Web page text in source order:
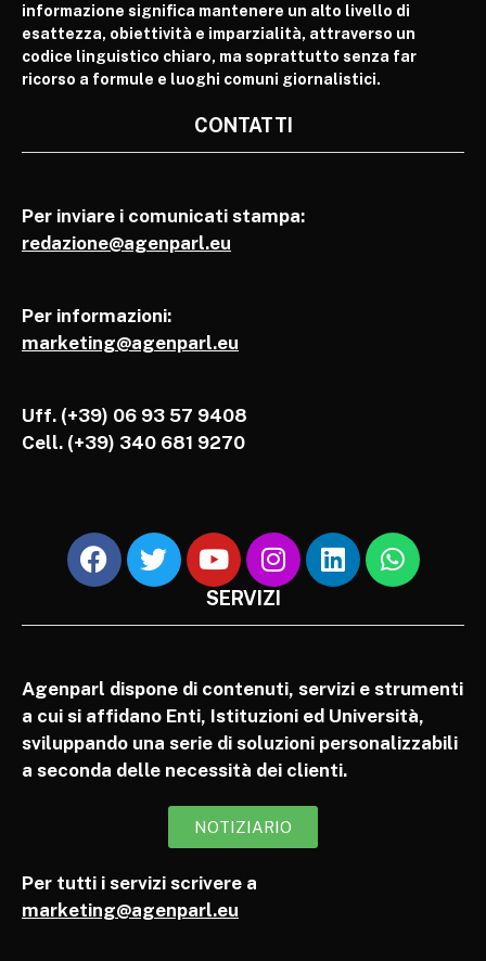
informazione significa mantenere un alto livello di
esattezza, obiettività e imparzialità, attraverso un
codice linguistico chiaro, ma soprattutto senza far
ricorso a formule e luoghi comuni giornalistici.
CONTATTI
Per inviare i comunicati stampa:
redazione@agenparl.eu
Per informazioni:
marketing@agenparl.eu
Uff. (+39) 06 93 57 9408
Cell. (+39) 340 681 9270
SERVIZI
Agenparl dispone di contenuti, servizi e strumenti
a cui si affidano Enti, Istituzioni ed Università,
sviluppando una serie di soluzioni personalizzabili
a seconda delle necessità dei clienti.
NOTIZIARIO
Per tutti i servizi scrivere a
marketing@agenparl.eu